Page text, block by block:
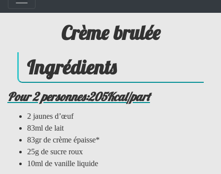
Crème brulée
Ingrédients
Pour 2 personnes:205Kcal/part
2 jaunes d’œuf
83ml de lait
83gr de crème épaisse*
25g de sucre roux
10ml de vanille liquide